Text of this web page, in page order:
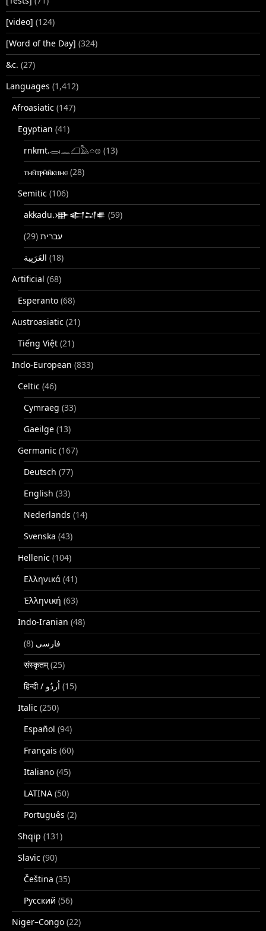
[video] (124)
[Word of the Day] (324)
&c. (27)
Languages (1,412)
Afroasiatic (147)
Egyptian (41)
rnkmt.𓂋𓏺𓈖𓆎𓅓𓏏𓊖 (13)
ⲧⲙⲛ̄ⲧⲣⲙ̄ⲛ̄ⲕⲏⲙⲉ (28)
Semitic (106)
akkadu.𒀝𒅗𒁺𒌑 (59)
עברית (29)
(18)
Artificial (68)
Esperanto (68)
Austroasiatic (21)
Tiếng Việt (21)
Indo-European (833)
Celtic (46)
Cymraeg (33)
Gaeilge (13)
Germanic (167)
Deutsch (77)
English (33)
Nederlands (14)
Svenska (43)
Hellenic (104)
Ελληνικά (41)
Ἑλληνική (63)
Indo-Iranian (48)
فارسی (8)
संस्कृतम्(25)
(15)
Italic (250)
Español (94)
Français (60)
Italiano (45)
LATINA (50)
Português (2)
Shqip (131)
Slavic (90)
Čeština (35)
Русский (56)
Niger–Congo (22)